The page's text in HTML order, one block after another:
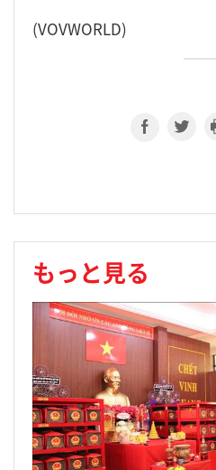
(VOVWORLD)
もっと見る